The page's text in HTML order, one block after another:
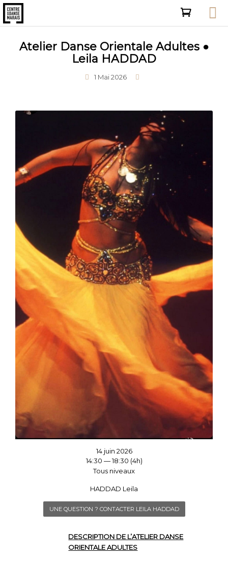
Atelier Danse Orientale Adultes ●
Leila HADDAD
1 Mai 2026
DESCRIPTION DE L’ATELIER DANSE
ORIENTALE ADULTES
14 juin 2026
14:30 — 18:30 (4h)
Tous niveaux
HADDAD Leila
UNE QUESTION ? CONTACTER LEILA HADDAD